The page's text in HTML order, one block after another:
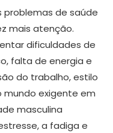
problemas de saúde
mais atenção.
dificuldades de
falta de energia e
do trabalho, estilo
mundo exigente em
masculina
a fadiga e